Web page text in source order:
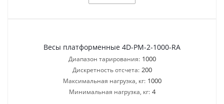
Весы платформенные 4D-PM-2-1000-RA
Диапазон тарирования: 1000
Дискретность отсчета: 200
Максимальная нагрузка, кг: 1000
Минимальная нагрузка, кг: 4